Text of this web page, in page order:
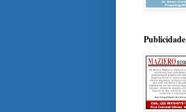
Publicidade